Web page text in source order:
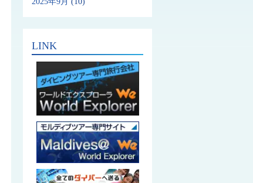
LINK